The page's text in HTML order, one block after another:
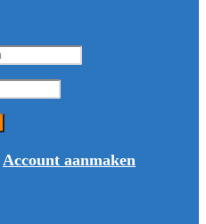
Account aanmaken